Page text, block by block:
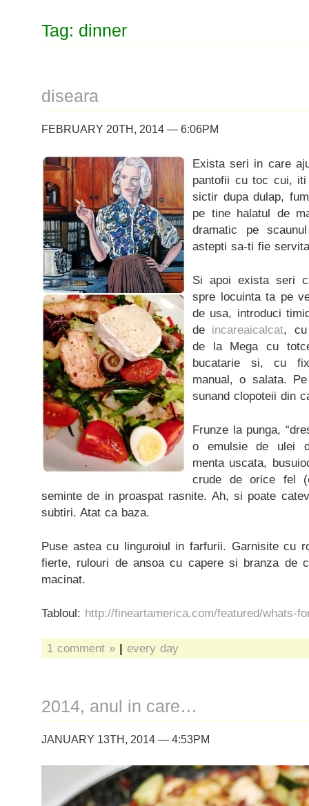
Tag: dinner
diseara
FEBRUARY 20TH, 2014 — 6:06PM
Exista seri in care
pantofii cu toc cui,
sictir dupa dulap,
pe tine halatul de
dramatic pe
astepti sa-ti fie
Si apoi exista seri
spre locuinta ta pe
de usa, introduci
de incareaicalcat, cu
de la Mega cu
bucatarie si, cu
manual, o salata.
sunand clopoteii din
Frunze la punga,
o emulsie de ulei
menta uscata,
crude de orice fel
seminte de in proaspat rasnite. Ah, si poate
subtiri. Atat ca baza.
Puse astea cu linguroiul in farfurii. Garnisite cu
fierte, rulouri de ansoa cu capere si branza de
macinat.
Tabloul: http://fineartamerica.com/featured/whats-
1 comment » | every day
2014, anul in care…
JANUARY 13TH, 2014 — 4:53PM